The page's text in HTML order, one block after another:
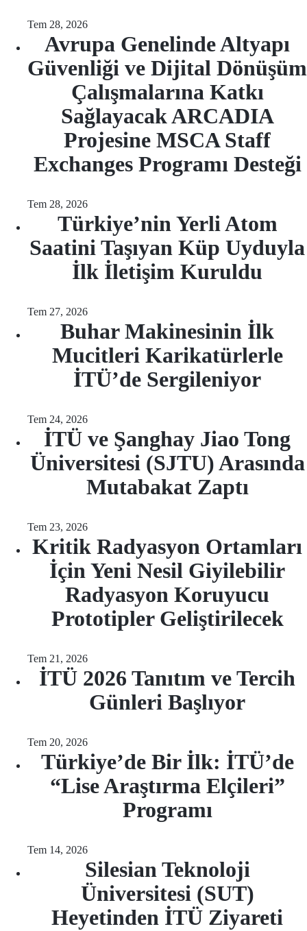
Tem 28, 2026
Avrupa Genelinde Altyapı
Güvenliği ve Dijital Dönüşüm
Çalışmalarına Katkı
Sağlayacak ARCADIA
Projesine MSCA Staff
Exchanges Programı Desteği
Tem 28, 2026
Türkiye’nin Yerli Atom
Saatini Taşıyan Küp Uyduyla
İlk İletişim Kuruldu
Tem 27, 2026
Buhar Makinesinin İlk
Mucitleri Karikatürlerle
İTÜ’de Sergileniyor
Tem 24, 2026
İTÜ ve Şanghay Jiao Tong
Üniversitesi (SJTU) Arasında
Mutabakat Zaptı
Tem 23, 2026
Kritik Radyasyon Ortamları
İçin Yeni Nesil Giyilebilir
Radyasyon Koruyucu
Prototipler Geliştirilecek
Tem 21, 2026
İTÜ 2026 Tanıtım ve Tercih
Günleri Başlıyor
Tem 20, 2026
Türkiye’de Bir İlk: İTÜ’de
“Lise Araştırma Elçileri”
Programı
Tem 14, 2026
Silesian Teknoloji
Üniversitesi (SUT)
Heyetinden İTÜ Ziyareti